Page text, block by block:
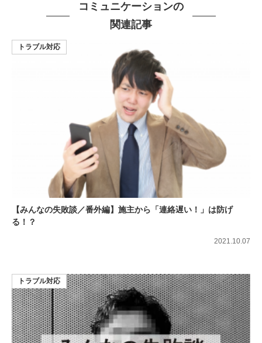
コミュニケーションの
関連記事
【みんなの失敗談／番外編】施主から「連絡遅い！」は防げ
る！？
トラブル対応
2021.10.07
トラブル対応